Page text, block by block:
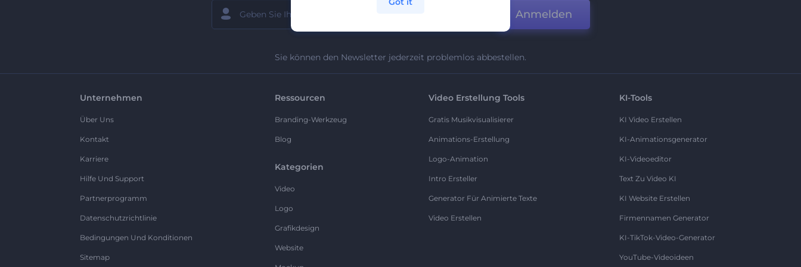
Anmelden
Sie können den Newsletter jederzeit problemlos abbestellen.
Unternehmen
Über Uns
Kontakt
Karriere
Hilfe Und Support
Partnerprogramm
Datenschutzrichtlinie
Bedingungen Und Konditionen
Sitemap
Ressourcen
Branding-Werkzeug
Blog
Kategorien
Video
Logo
Grafikdesign
Website
Video Erstellung Tools
Gratis Musikvisualisierer
Animations-Erstellung
Logo-Animation
Intro Ersteller
Generator Für Animierte Texte
Video Erstellen
KI-Tools
KI Video Erstellen
KI-Animationsgenerator
KI-Videoeditor
Text Zu Video KI
KI Website Erstellen
Firmennamen Generator
KI-TikTok-Video-Generator
YouTube-Videoideen